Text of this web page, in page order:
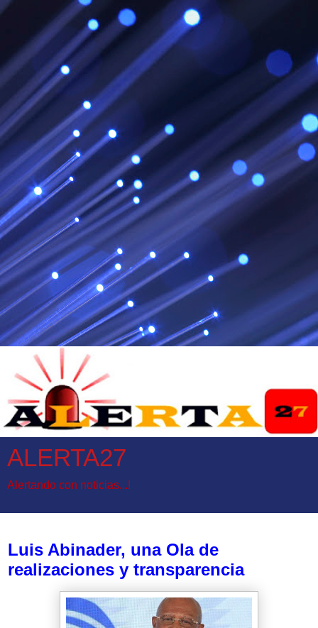
ALERTA27
Alertando con noticias...!
Luis Abinader, una Ola de
realizaciones y transparencia